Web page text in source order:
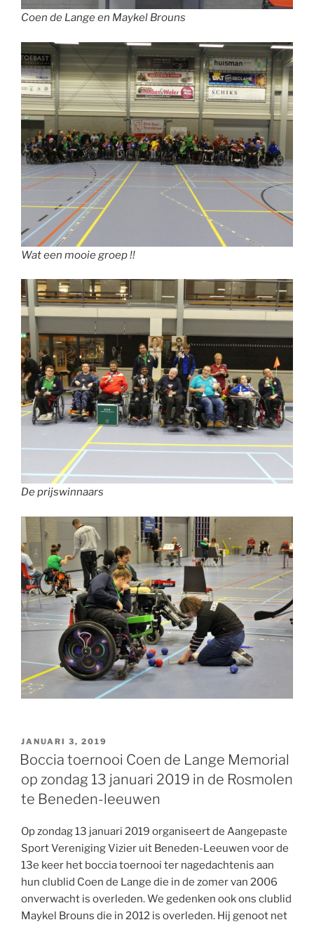
Coen de Lange en Maykel Brouns
Wat een mooie groep !!
De prijswinnaars
GEPLAATST
OP
JANUARI 3, 2019
Boccia toernooi Coen de Lange Memorial
op zondag 13 januari 2019 in de Rosmolen
te Beneden-leeuwen
Op zondag 13 januari 2019 organiseert de Aangepaste
Sport Vereniging Vizier uit Beneden-Leeuwen voor de
13e keer het boccia toernooi ter nagedachtenis aan
hun clublid Coen de Lange die in de zomer van 2006
onverwacht is overleden. We gedenken ook ons clublid
Maykel Brouns die in 2012 is overleden. Hij genoot net